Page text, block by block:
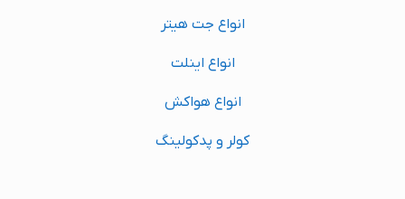
انواع جت هیتر
انواع اینلت
انواع هواکش
کولر و پدکولینگ